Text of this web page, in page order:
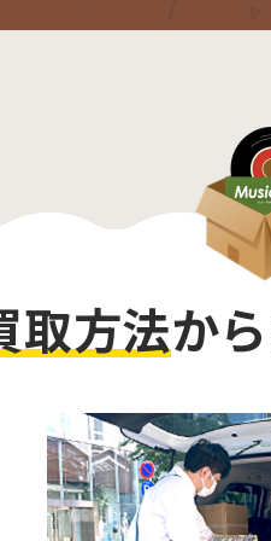
取方法から